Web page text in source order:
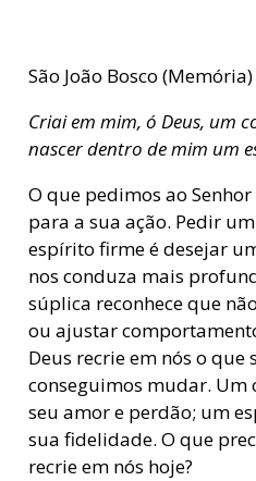
São João Bosco (Memória)
Criai em mim, ó Deus, um
nascer dentro de mim um
O que pedimos ao
para a sua ação. Pedir
espírito firme é desejar
nos conduza mais
súplica reconhece que
ou ajustar
Deus recrie em nós o que
conseguimos mudar. Um
seu amor e perdão; um
sua fidelidade. O que
recrie em nós hoje?